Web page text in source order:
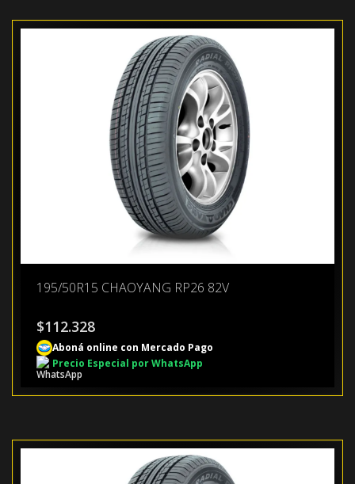
195/50R15 CHAOYANG RP26 82V
$112.328
Aboná online con Mercado Pago
Precio Especial por WhatsApp